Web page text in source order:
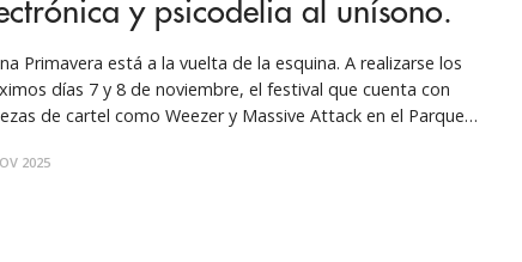
y psicodelia al unísono.
Primavera está a la vuelta de la esquina. A realizarse los
días 7 y 8 de noviembre, el festival que cuenta con
de cartel como Weezer y Massive Attack en el Parque
al evento con un imperdible
2025